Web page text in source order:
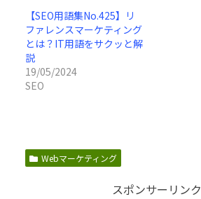
【SEO用語集No.425】リ
ファレンスマーケティング
とは？IT用語をサクッと解
説
19/05/2024
SEO
Webマーケティング
スポンサーリンク